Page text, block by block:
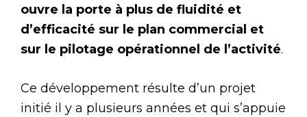
ouvre la porte à plus de fluidité et
d’efficacité sur le plan commercial et
sur le pilotage opérationnel de l’activité.
Ce développement résulte d’un projet
initié il y a plusieurs années et qui s’appuie